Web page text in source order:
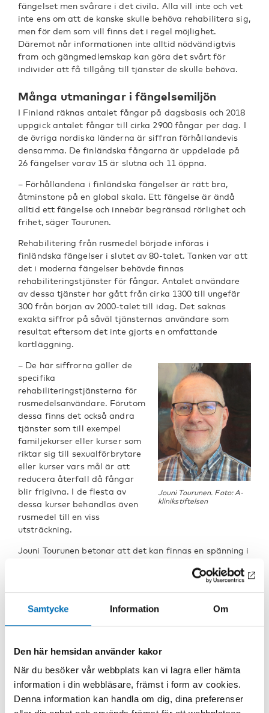
Samtycke Information Om
Den här hemsidan använder kakor
När du besöker vår webbplats kan vi lagra eller hämta
information i din webbläsare, främst i form av cookies.
Denna information kan handla om dig, dina preferenser
fängelset men svårare i det civila. Alla vill inte och vet
inte ens om att de kanske skulle behöva rehabilitera sig,
men för dem som vill finns det i regel möjlighet.
Däremot når informationen inte alltid nödvändigtvis
fram och gängmedlemskap kan göra det svårt för
individer att få tillgång till tjänster de skulle behöva.
Många utmaningar i fängelsemiljön
I Finland räknas antalet fångar på dagsbasis och 2018
uppgick antalet fångar till cirka 2900 fångar per dag. I
de övriga nordiska länderna är siffran förhållandevis
densamma. De finländska fångarna är uppdelade på
26 fängelser varav 15 är slutna och 11 öppna.
– Förhållandena i finländska fängelser är rätt bra,
åtminstone på en global skala. Ett fängelse är ändå
alltid ett fängelse och innebär begränsad rörlighet och
frihet, säger Tourunen.
Rehabilitering från rusmedel började införas i
finländska fängelser i slutet av 80-talet. Tanken var att
det i moderna fängelser behövde finnas
rehabiliteringstjänster för fångar. Antalet användare
av dessa tjänster har gått från cirka 1300 till ungefär
300 från början av 2000-talet till idag. Det saknas
exakta siffror på såväl tjänsternas användare som
resultat eftersom det inte gjorts en omfattande
kartläggning.
Jouni Tourunen. Foto: A-
klinikstiftelsen
– De här siffrorna gäller de
specifika
rehabiliteringstjänsterna för
rusmedelsanvändare. Förutom
dessa finns det också andra
tjänster som till exempel
familjekurser eller kurser som
riktar sig till sexualförbrytare
eller kurser vars mål är att
reducera återfall då fångar
blir frigivna. I de flesta av
dessa kurser behandlas även
rusmedel till en viss
utsträckning.
Jouni Tourunen betonar att det kan finnas en spänning i
eller vill delta i något rehabiliteringsprogram. Det ses
– Även övervakningen i fängelserna behöver övertygas
rusmedel
Trots att det finns rusmedelsfria avdelningar betonar
Tourunen att dessa i sig själva inte räcker och att det är